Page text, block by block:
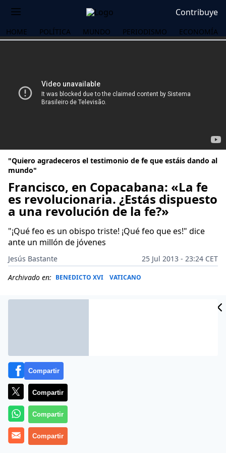
Contribuye
HOME POLÍTICA MUNDO PERIODISMO ECONOMÍA
"Quiero agradeceros el testimonio de fe que estáis dando al
mundo"
Francisco, en Copacabana: «La fe
es revolucionaria. ¿Estás dispuesto
a una revolución de la fe?»
"¡Qué feo es un obispo triste! ¡Qué feo que es!" dice
ante un millón de jóvenes
Jesús Bastante
25 Jul 2013 - 23:24 CET
Archivado en: BENEDICTO XVI VATICANO
Más información
Compartir
Compartir
Compartir
Compartir